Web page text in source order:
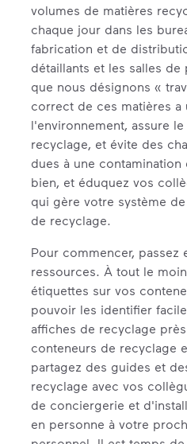
volumes de matières
chaque jour dans les
fabrication et de
détaillants et les salles de
que nous désignons «
correct de ces matières
l'environnement, assure
recyclage, et évite des
dues à une contamination
bien, et éduquez vos
qui gère votre système
de recyclage.
Pour commencer, passez
ressources. À tout le
étiquettes sur vos
pouvoir les identifier
affiches de recyclage
conteneurs de recyclage
partagez des guides et
recyclage avec vos
de conciergerie et
en personne à votre